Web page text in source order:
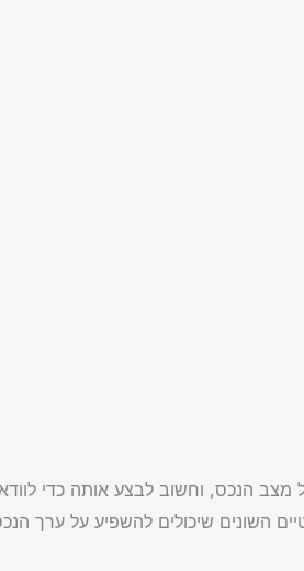
מצב הנכס, וחשוב לבצע אותה כדי
שיכולים להשפיע על ערך